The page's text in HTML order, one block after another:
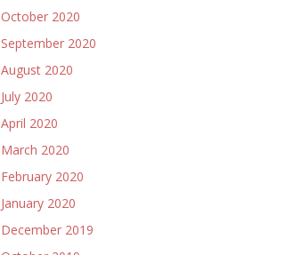
October 2020
September 2020
August 2020
July 2020
April 2020
March 2020
February 2020
January 2020
December 2019